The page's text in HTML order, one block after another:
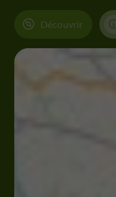
Découvrir